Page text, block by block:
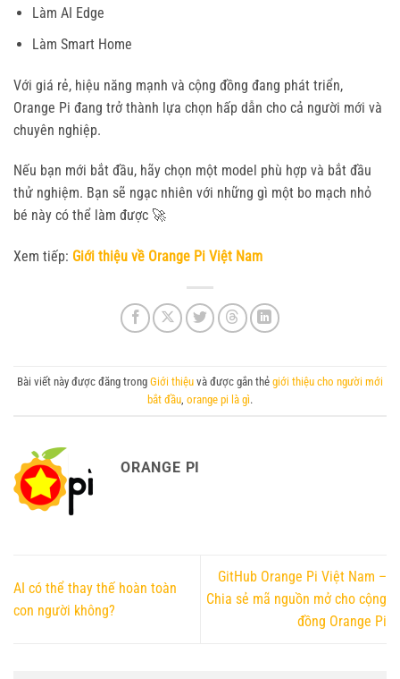
Làm AI Edge
Làm Smart Home
Với giá rẻ, hiệu năng mạnh và cộng đồng đang phát triển,
Orange Pi đang trở thành lựa chọn hấp dẫn cho cả người mới và
chuyên nghiệp.
Nếu bạn mới bắt đầu, hãy chọn một model phù hợp và bắt đầu
thử nghiệm. Bạn sẽ ngạc nhiên với những gì một bo mạch nhỏ
bé này có thể làm được 🚀
Xem tiếp: Giới thiệu về Orange Pi Việt Nam
Bài viết này được đăng trong Giới thiệu và được gắn thẻ giới thiệu cho người mới
bắt đầu orange pi là gì.
ORANGE PI
AI có thể thay thế hoàn toàn
con người không?
GitHub Orange Pi Việt Nam –
Chia sẻ mã nguồn mở cho cộng
đồng Orange Pi